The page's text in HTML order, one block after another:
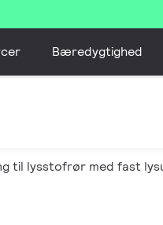
Bæredygtighed
til lysstofrør med fast